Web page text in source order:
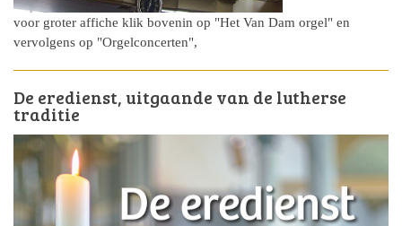
voor groter affiche klik bovenin op "Het Van Dam orgel" en
vervolgens op "Orgelconcerten",
De eredienst, uitgaande van de lutherse
traditie